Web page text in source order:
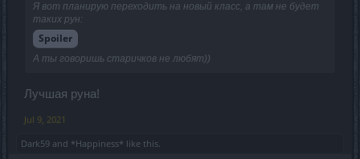
Я вот планирую переходить на новый класс, а там не будет
таких рун:
Spoiler
А ты говоришь старичков не любят))
Лучшая руна!
Jul 9, 2021
Dark59 and *Happiness* like this.